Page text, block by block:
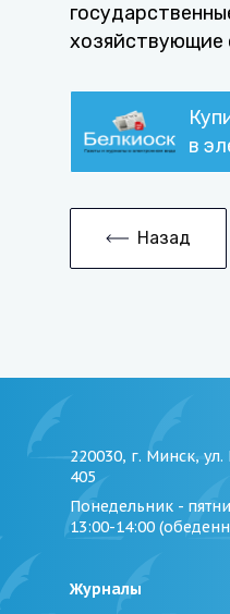
хозяйствующие
в
Назад
220030, г. Минск,
405
Понедельник -
13:00-14:00
Журналы